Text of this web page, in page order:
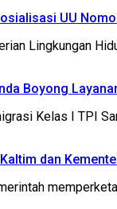
UU
Lingkungan
Boyong
Kelas I TPI
dan